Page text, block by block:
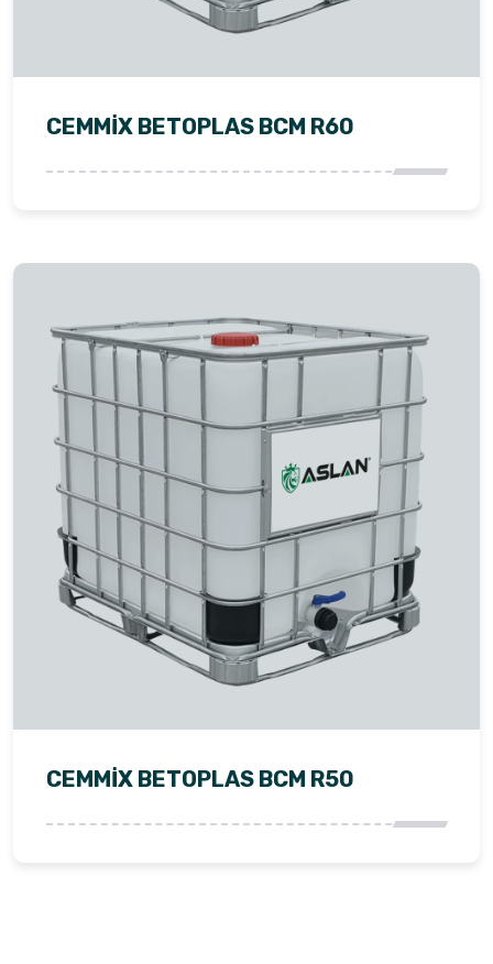
CEMMİX BETOPLAS BCM R60
CEMMİX BETOPLAS BCM R50